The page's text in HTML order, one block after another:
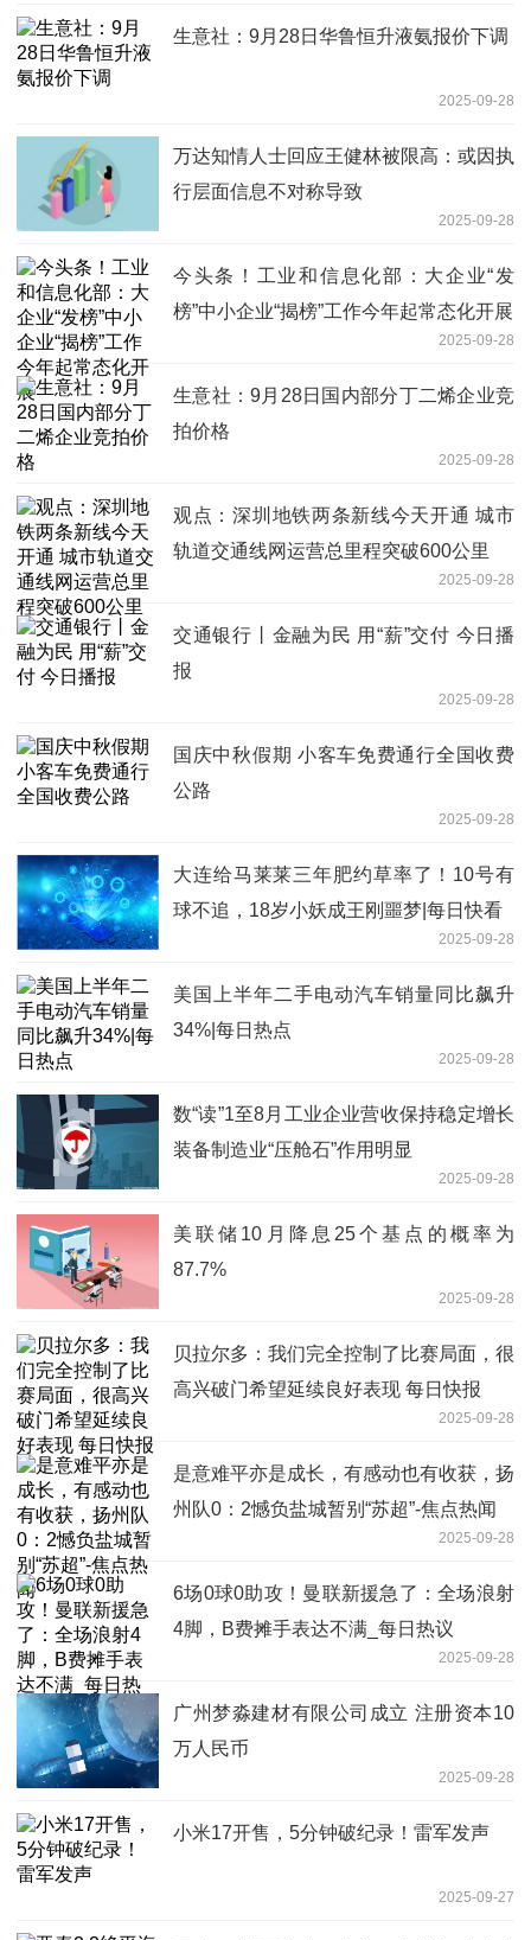
生意社：9月28日华鲁恒升液氨报价下调
2025-09-28
万达知情人士回应王健林被限高：或因执
行层面信息不对称导致
2025-09-28
今头条！工业和信息化部：大企业“发
榜”中小企业“揭榜”工作今年起常态化开展
2025-09-28
生意社：9月28日国内部分丁二烯企业竞
拍价格
2025-09-28
观点：深圳地铁两条新线今天开通 城市
轨道交通线网运营总里程突破600公里
2025-09-28
交通银行丨金融为民 用“薪”交付 今日播
报
2025-09-28
国庆中秋假期 小客车免费通行全国收费
公路
2025-09-28
大连给马莱莱三年肥约草率了！10号有
球不追，18岁小妖成王刚噩梦|每日快看
2025-09-28
美国上半年二手电动汽车销量同比飙升
34%|每日热点
2025-09-28
数“读”1至8月工业企业营收保持稳定增长
装备制造业“压舱石”作用明显
2025-09-28
美联储10月降息25个基点的概率为
87.7%
2025-09-28
贝拉尔多：我们完全控制了比赛局面，很
高兴破门希望延续良好表现 每日快报
2025-09-28
是意难平亦是成长，有感动也有收获，扬
州队0：2憾负盐城暂别“苏超”-焦点热闻
2025-09-28
6场0球0助攻！曼联新援急了：全场浪射
4脚，B费摊手表达不满_每日热议
2025-09-28
广州梦淼建材有限公司成立 注册资本10
万人民币
2025-09-28
小米17开售，5分钟破纪录！雷军发声
2025-09-27